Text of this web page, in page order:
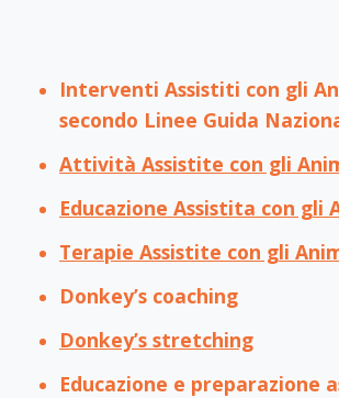
Interventi Assistiti con gli
secondo Linee Guida
Attività Assistite con gli
Educazione Assistita con gli
Terapie Assistite con gli
Donkey’s coaching
Donkey’s stretching
Educazione e preparazione